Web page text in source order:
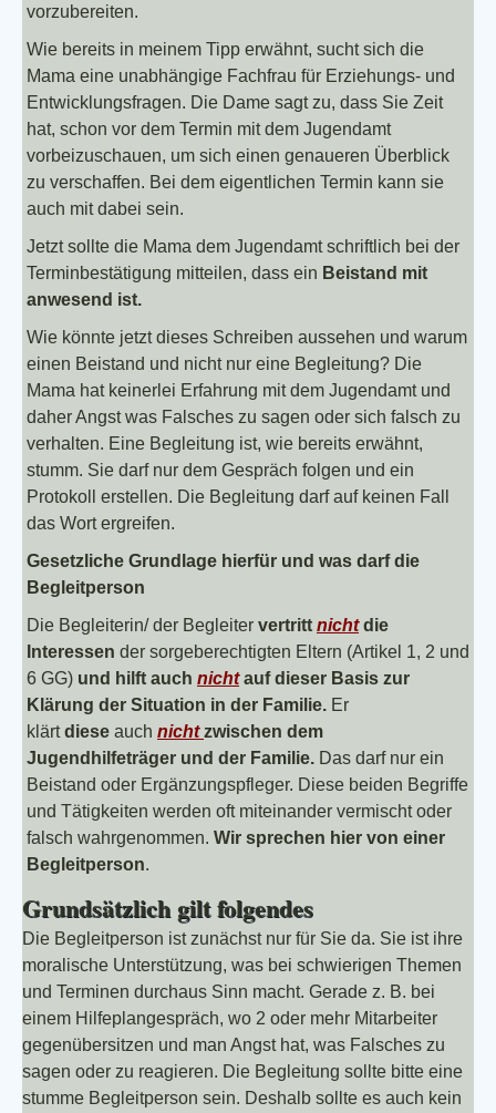
vorzubereiten.
Wie bereits in meinem Tipp erwähnt, sucht sich die
Mama eine unabhängige Fachfrau für Erziehungs- und
Entwicklungsfragen. Die Dame sagt zu, dass Sie Zeit
hat, schon vor dem Termin mit dem Jugendamt
vorbeizuschauen, um sich einen genaueren Überblick
zu verschaffen. Bei dem eigentlichen Termin kann sie
auch mit dabei sein.
Jetzt sollte die Mama dem Jugendamt schriftlich bei der
Terminbestätigung mitteilen, dass ein Beistand mit
anwesend ist.
Wie könnte jetzt dieses Schreiben aussehen und warum
einen Beistand und nicht nur eine Begleitung? Die
Mama hat keinerlei Erfahrung mit dem Jugendamt und
daher Angst was Falsches zu sagen oder sich falsch zu
verhalten. Eine Begleitung ist, wie bereits erwähnt,
stumm. Sie darf nur dem Gespräch folgen und ein
Protokoll erstellen. Die Begleitung darf auf keinen Fall
das Wort ergreifen.
Gesetzliche Grundlage hierfür und was darf die
Begleitperson
Die Begleiterin/ der Begleiter vertritt nichtdie
Interessen der sorgeberechtigten Eltern (Artikel 1, 2 und
6 GG) und hilft auch nicht auf dieser Basis zur
Klärung der Situation in der Familie. Er
klärtdiese auch nichtzwischen dem
Jugendhilfeträger und der Familie. Das darf nur ein
Beistand oder Ergänzungspfleger. Diese beiden Begriffe
und Tätigkeiten werden oft miteinander vermischt oder
falsch wahrgenommen. Wir sprechen hier von einer
Begleitperson.
Grundsätzlich gilt folgendes
Die Begleitperson ist zunächst nur für Sie da. Sie ist ihre
moralische Unterstützung, was bei schwierigen Themen
und Terminen durchaus Sinn macht. Gerade z. B. bei
einem Hilfeplangespräch, wo 2 oder mehr Mitarbeiter
gegenübersitzen und man Angst hat, was Falsches zu
sagen oder zu reagieren. Die Begleitung sollte bitte eine
stumme Begleitperson sein. Deshalb sollte es auch kein